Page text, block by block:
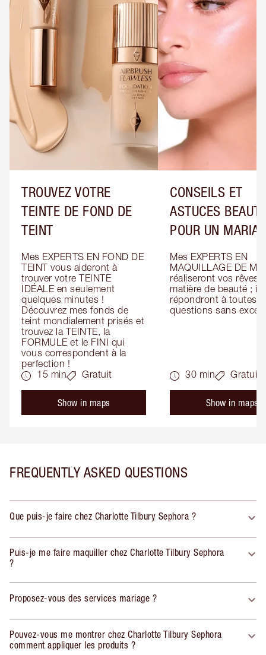
TROUVEZ VOTRE
TEINTE DE FOND DE
TEINT
Mes EXPERTS EN FOND DE
TEINT vous aideront à
trouver votre TEINTE
IDÉALE en seulement
quelques minutes !
Découvrez mes fonds de
teint mondialement prisés et
trouvez la TEINTE, la
FORMULE et le FINI qui
vous correspondent à la
perfection !
15 min
Gratuit
Show in maps
CONSEILS ET
ASTUCES
POUR UN
Mes EXPERTS EN
MAQUILLAGE DE
réaliseront vos rêves
matière de beauté ; ils
répondront à toutes
questions sans
30 min Gratuit
Show in maps
FREQUENTLY ASKED QUESTIONS
Que puis-je faire chez Charlotte Tilbury Sephora ?
Puis-je me faire maquiller chez Charlotte Tilbury Sephora
?
Proposez-vous des services mariage ?
Pouvez-vous me montrer chez Charlotte Tilbury Sephora
comment appliquer les produits ?